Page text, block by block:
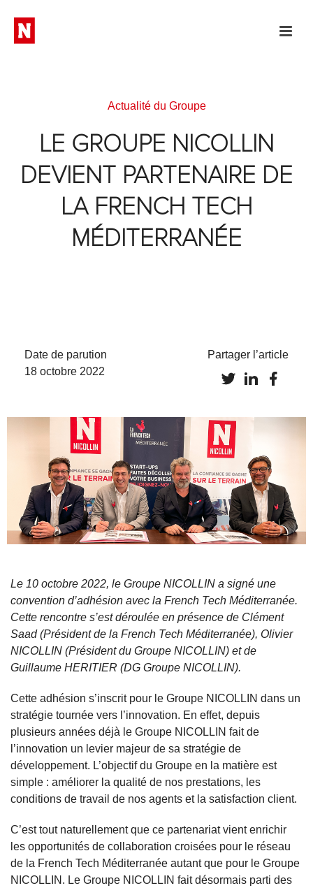
Actualité du Groupe
LE GROUPE NICOLLIN
DEVIENT PARTENAIRE DE
LA FRENCH TECH
MÉDITERRANÉE
Date de parution
18 octobre 2022
Partager l’article
Le 10 octobre 2022, le Groupe NICOLLIN a signé une
convention d’adhésion avec la French Tech Méditerranée.
Cette rencontre s’est déroulée en présence de Clément
Saad (Président de la French Tech Méditerranée), Olivier
NICOLLIN (Président du Groupe NICOLLIN) et de
Guillaume HERITIER (DG Groupe NICOLLIN).
Cette adhésion s’inscrit pour le Groupe NICOLLIN dans un
stratégie tournée vers l’innovation. En effet, depuis
plusieurs années déjà le Groupe NICOLLIN fait de
l’innovation un levier majeur de sa stratégie de
développement. L’objectif du Groupe en la matière est
simple : améliorer la qualité de nos prestations, les
conditions de travail de nos agents et la satisfaction client.
C’est tout naturellement que ce partenariat vient enrichir
les opportunités de collaboration croisées pour le réseau
de la French Tech Méditerranée autant que pour le Groupe
NICOLLIN. Le Groupe NICOLLIN fait désormais parti des